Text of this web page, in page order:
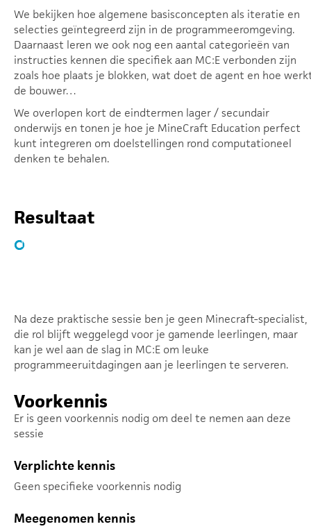
We bekijken hoe algemene basisconcepten als iteratie en
selecties geïntegreerd zijn in de programmeeromgeving.
Daarnaast leren we ook nog een aantal categorieën van
instructies kennen die specifiek aan MC:E verbonden zijn
zoals hoe plaats je blokken, wat doet de agent en hoe
de bouwer…
We overlopen kort de eindtermen lager / secundair
onderwijs en tonen je hoe je MineCraft Education perfect
kunt integreren om doelstellingen rond computationeel
denken te behalen.
Resultaat
Integreer MineCraft Education om
Na deze praktische sessie ben je geen Minecraft-specialist,
die rol blijft weggelegd voor je gamende leerlingen, maar
kan je wel aan de slag in MC:E om leuke
programmeeruitdagingen aan je leerlingen te serveren.
Voorkennis
Er is geen voorkennis nodig om deel te nemen aan deze
sessie
Verplichte kennis
Geen specifieke voorkennis nodig
Meegenomen kennis